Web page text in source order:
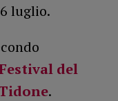
luglio.
del
.